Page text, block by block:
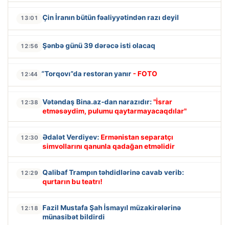
13:01 Çin İranın bütün fəaliyyətindən razı deyil
12:56 Şənbə günü 39 dərəcə isti olacaq
12:44 “Torqovı”da restoran yanır - FOTO
12:38 Vətəndaş Bina.az-dan narazıdır: "İsrar
etməsəydim, pulumu qaytarmayacaqdılar"
12:30 Ədalət Verdiyev: Ermənistan separatçı
simvollarını qanunla qadağan etməlidir
12:29
Qalibaf Trampın təhdidlərinə cavab verib:
qurtarın bu teatrı!
12:18
Fazil Mustafa Şah İsmayıl müzakirələrinə
münasibət bildirdi